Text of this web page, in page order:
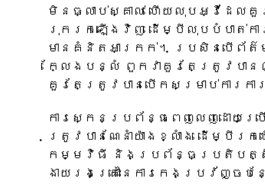
មិនធ្លាប់ស្គាល់ ហើយលុបអ្វីដែ
រុករកឡើងវិញ ដើម្បីលុបបំបាត់កា
មានគំនិតអាក្រក់។ ប្រសិនបើព័ត៌
ក្លែងបន្លំ ពួកវាគួរតែត្រូវបាន
គួរតែត្រូវបានបើកសម្រាប់ការកា
ការស្កេនប្រព័ន្ធពេញលេញដោយប្
ត្រូវបានណែនាំយ៉ាងខ្លាំង ដើម្បីរ
កម្មវិធី និងប្រព័ន្ធប្រតិបត្តិ
ងាយរងគ្រោះនៃការកេងប្រវ័ញ្ចប